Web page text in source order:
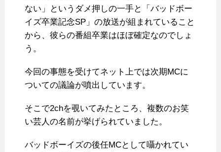
ない」というダメ押しの一手と「バッドボー
イズ卒業記念SP」の放送が組まれていること
から、彼らの番組卒業はほぼ確定なのでしょ
う。
今回の事態を受けてネット上では次期MCに
ついての議論が噴出しています。
そこで2chを覗いてみたところ、複数のお笑
い芸人の名前が挙げられていました。
バッドボーイズの後任MCとして囁かれてい